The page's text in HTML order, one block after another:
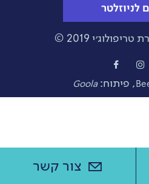
לניוזלטר
2019 ©
, פיתוח:Goola
צור קשר